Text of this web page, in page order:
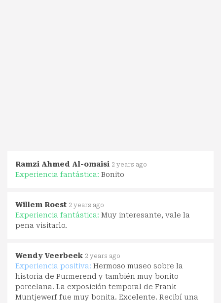
Ramzi Ahmed Al-omaisi 2 years ago
Experiencia fantástica: Bonito
Willem Roest 2 years ago
Experiencia fantástica: Muy interesante, vale la
pena visitarlo.
Wendy Veerbeek 2 years ago
Experiencia positiva: Hermoso museo sobre la
historia de Purmerend y también muy bonito
porcelana. La exposición temporal de Frank
Muntjewerf fue muy bonita. Excelente. Recibí una